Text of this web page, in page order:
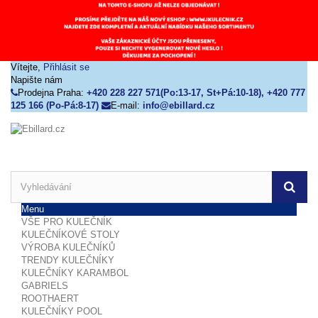
Vítejte, Přihlásit se
Napište nám
Prodejna Praha: +420 228 227 571(Po:13-17, St+Pá:10-18), +420 777
125 166 (Po-Pá:8-17)
E-mail: info@ebillard.cz
Menu
VŠE PRO KULEČNÍK
KULEČNÍKOVÉ STOLY
VÝROBA KULEČNÍKŮ
TRENDY KULEČNÍKY
KULEČNÍKY KARAMBOL
GABRIELS
ROOTHAERT
KULEČNÍKY POOL